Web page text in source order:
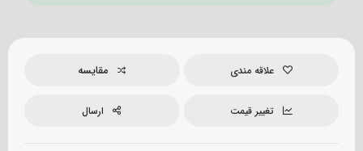
علاقه مندی مقایسه
تغییر قیمت ارسال